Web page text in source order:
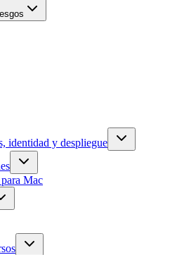
identidad y despliegue
Mac